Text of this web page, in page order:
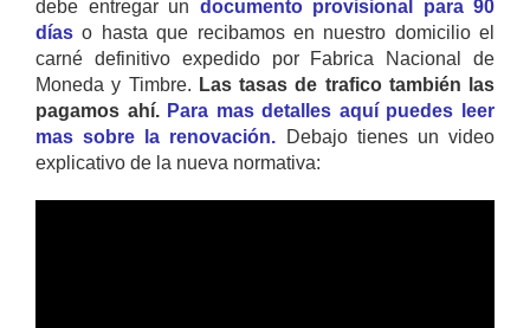
debe entregar un documento provisional para 90
días o hasta que recibamos en nuestro domicilio el
carné definitivo expedido por Fabrica Nacional de
Moneda y Timbre. Las tasas de trafico también las
pagamos ahí. Para mas detalles aquí puedes leer
mas sobre la renovación. Debajo tienes un video
explicativo de la nueva normativa: